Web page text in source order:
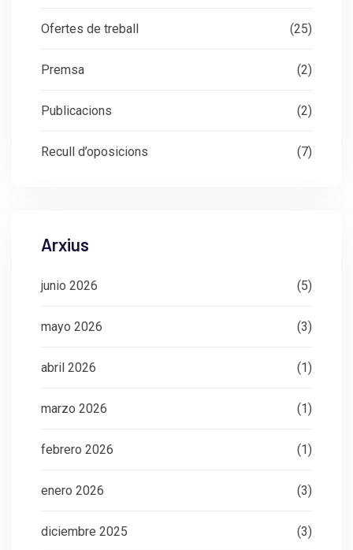
Ofertes de treball (25)
Premsa (2)
Publicacions (2)
Recull d’oposicions (7)
Arxius
junio 2026 (5)
mayo 2026 (3)
abril 2026 (1)
marzo 2026 (1)
febrero 2026 (1)
enero 2026 (3)
diciembre 2025 (3)